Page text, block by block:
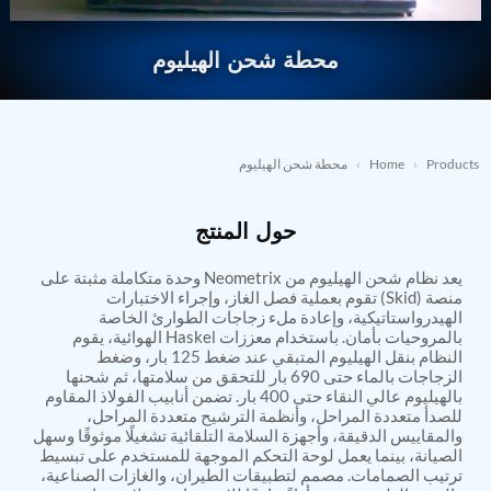
Nitrogen Generating Storage and Distribution
Dynamic Snubber Shock Arrestor Test Facility
Rotor Dynamics Test Facility
Starter Generator Test Rig
Hydrogen Gas Boosting Station
Hydraulic Suspension Unit Test Bench
Aerospace Pressure and Leak Test Rig
Air Droppable Container
Computerized Microprocessor Controlled Dv Test
Bench
Computerized Based Test Bench For Panel
Mounted Brake System For Lhb Coaches
Pressure Cycle Test System
PSA Oxygen Generation Plant-500 LPM
PSA Oxygen Generation Plant-200 LPM
Fuel Injection Pump Test Bench
محطة شحن الهيليوم
Home › Products
› محطة شحن الهيليوم
حول المنتج
يعد نظام شحن الهيليوم من Neometrix وحدة متكاملة مثبتة على
منصة (Skid) تقوم بعملية فصل الغاز، وإجراء الاختبارات
الهيدرواستاتيكية، وإعادة ملء زجاجات الطوارئ الخاصة
بالمروحيات بأمان. باستخدام معززات Haskel الهوائية، يقوم
النظام بنقل الهيليوم المتبقي عند ضغط 125 بار، وضغط
الزجاجات بالماء حتى 690 بار للتحقق من سلامتها، ثم شحنها
بالهيليوم عالي النقاء حتى 400 بار. تضمن أنابيب الفولاذ المقاوم
للصدأ متعددة المراحل، وأنظمة الترشيح متعددة المراحل،
والمقاييس الدقيقة، وأجهزة السلامة التلقائية تشغيلًا موثوقًا وسهل
الصيانة، بينما يعمل لوحة التحكم الموجهة للمستخدم على تبسيط
ترتيب الصمامات. مصمم لتطبيقات الطيران، والغازات الصناعية،
Contact Sales
REQUEST A QUOTE
→